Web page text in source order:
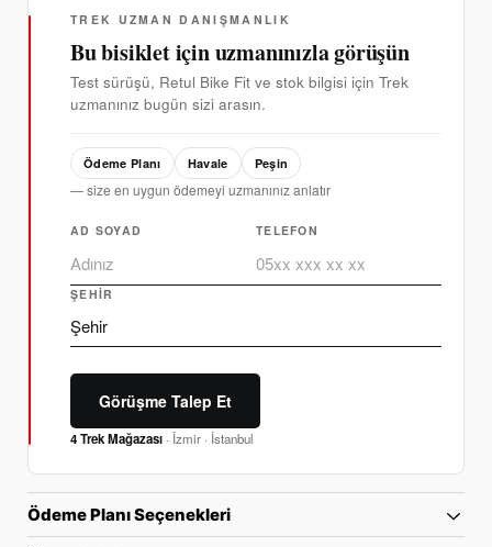
TREK UZMAN DANIŞMANLIK
Bu bisiklet için uzmanınızla görüşün
Test sürüşü, Retul Bike Fit ve stok bilgisi için Trek
uzmanınız bugün sizi arasın.
Ödeme Planı Havale Peşin
— size en uygun ödemeyi uzmanınız anlatır
AD SOYAD TELEFON
ŞEHIR
Görüşme Talep Et
4 Trek Mağazası · İzmir · İstanbul
Ödeme Planı Seçenekleri